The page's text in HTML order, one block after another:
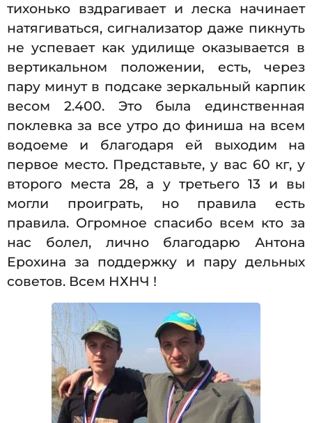
тихонько вздрагивает и леска начинает
натягиваться, сигнализатор даже пикнуть
не успевает как удилище оказывается в
вертикальном положении, есть, через
пару минут в подсаке зеркальный карпик
весом 2.400. Это была единственная
поклевка за все утро до финиша на всем
водоеме и благодаря ей выходим на
первое место. Представьте, у вас 60 кг, у
второго места 28, а у третьего 13 и вы
могли проиграть, но правила есть
правила. Огромное спасибо всем кто за
нас болел, лично благодарю Антона
Ерохина за поддержку и пару дельных
советов. Всем НХНЧ !